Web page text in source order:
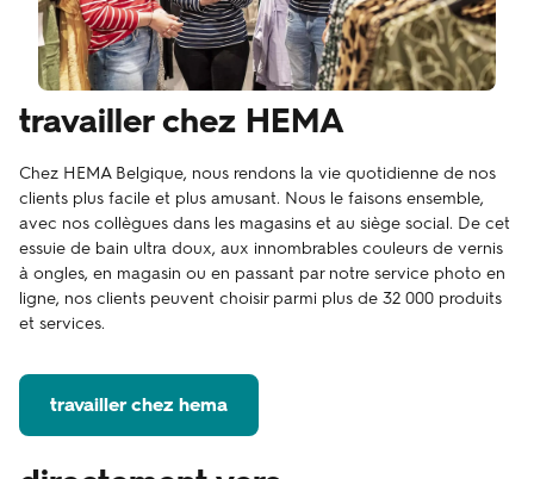
travailler chez HEMA
Chez HEMA Belgique, nous rendons la vie quotidienne de nos
clients plus facile et plus amusant. Nous le faisons ensemble,
avec nos collègues dans les magasins et au siège social. De cet
essuie de bain ultra doux, aux innombrables couleurs de vernis
à ongles, en magasin ou en passant par notre service photo en
ligne, nos clients peuvent choisir parmi plus de 32 000 produits
et services.
travailler chez hema